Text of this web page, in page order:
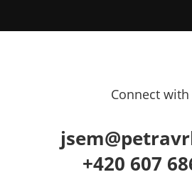
Connect with
+420 607